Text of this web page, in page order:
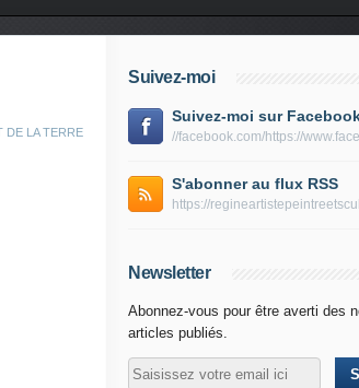
DE LA TERRE
Suivez-moi
Suivez-moi sur
S'abonner au flux RSS
Newsletter
Abonnez-vous pour être averti des
articles publiés.